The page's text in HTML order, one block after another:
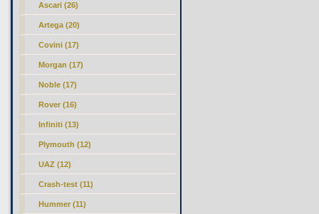
Ascari (26)
Artega (20)
Covini (17)
Morgan (17)
Noble (17)
Rover (16)
Infiniti (13)
Plymouth (12)
UAZ (12)
Crash-test (11)
Hummer (11)